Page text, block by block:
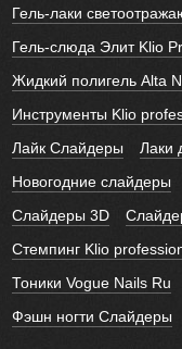
Гель-лаки
Гель-слюда Элит Klio
Жидкий полигель Alta
Инструменты Klio
Лайк Слайдеры
Лаки
Новогодние слайдеры
Слайдеры 3D
Стемпинг Klio
Тоники Vogue Nails Ru
Фэшн ногти Слайдеры